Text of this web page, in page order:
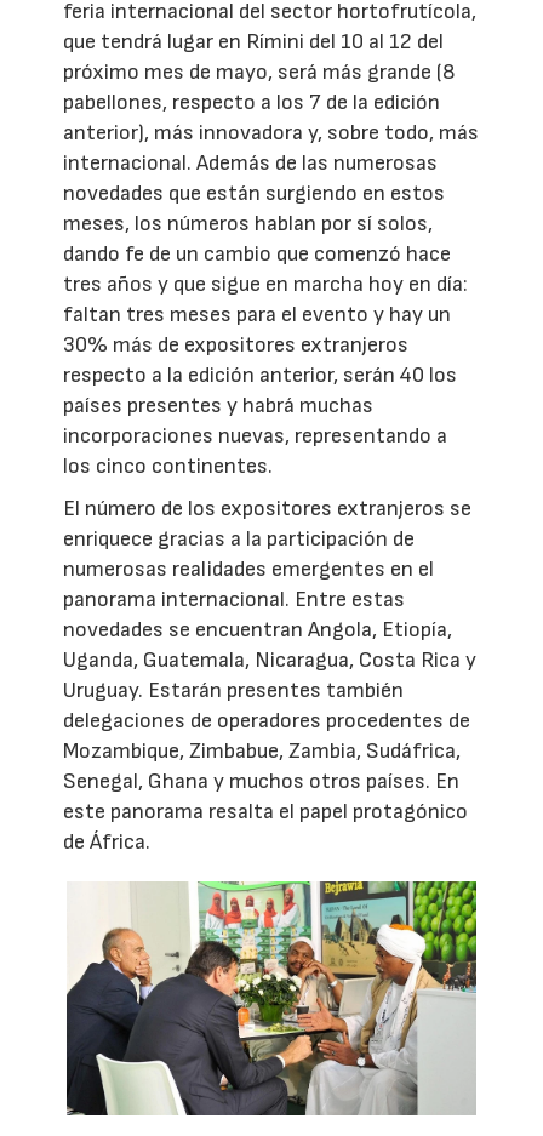
feria internacional del sector hortofrutícola,
que tendrá lugar en Rímini del 10 al 12 del
próximo mes de mayo, será más grande (8
pabellones, respecto a los 7 de la edición
anterior), más innovadora y, sobre todo, más
internacional. Además de las numerosas
novedades que están surgiendo en estos
meses, los números hablan por sí solos,
dando fe de un cambio que comenzó hace
tres años y que sigue en marcha hoy en día:
faltan tres meses para el evento y hay un
30% más de expositores extranjeros
respecto a la edición anterior, serán 40 los
países presentes y habrá muchas
incorporaciones nuevas, representando a
los cinco continentes.
El número de los expositores extranjeros se
enriquece gracias a la participación de
numerosas realidades emergentes en el
panorama internacional. Entre estas
novedades se encuentran Angola, Etiopía,
Uganda, Guatemala, Nicaragua, Costa Rica y
Uruguay. Estarán presentes también
delegaciones de operadores procedentes de
Mozambique, Zimbabue, Zambia, Sudáfrica,
Senegal, Ghana y muchos otros países. En
este panorama resalta el papel protagónico
de África.